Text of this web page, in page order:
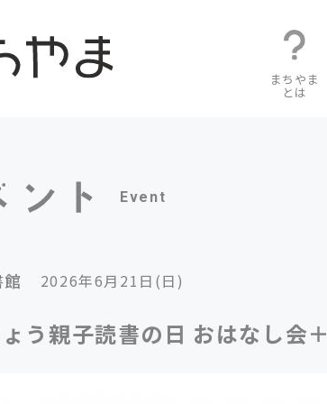
まちやま
とは
Event
2026年6月21日(日)
う親子読書の日 おはなし会＋